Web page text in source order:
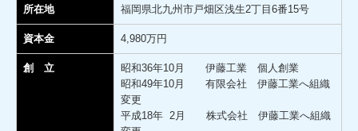
所在地 福岡県北九州市戸畑区浅生2丁目6番15号
資本金 4,980万円
創 立
昭和36年10月 伊藤工業 個人創業
昭和49年10月 有限会社 伊藤工業へ組織
変更
平成18年 2月 株式会社 伊藤工業へ組織